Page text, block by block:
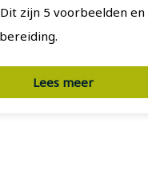
zijn 5 voorbeelden
Lees meer